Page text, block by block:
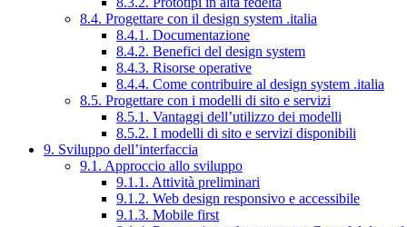
8.4. Progettare con il design system .italia
8.4.1. Documentazione
8.4.2. Benefici del design system
8.4.3. Risorse operative
8.4.4. Come contribuire al design system .italia
8.5. Progettare con i modelli di sito e servizi
8.5.1. Vantaggi dell’utilizzo dei modelli
8.5.2. I modelli di sito e servizi disponibili
9. Sviluppo dell’interfaccia
9.1. Approccio allo sviluppo
9.1.1. Attività preliminari
9.1.2. Web design responsivo e accessibile
9.1.3. Mobile first